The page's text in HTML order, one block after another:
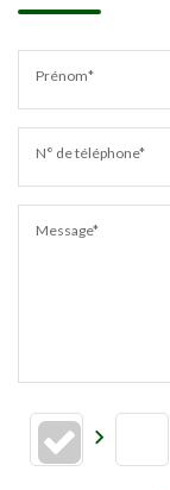
Prénom*
N° de téléphone*
Message*